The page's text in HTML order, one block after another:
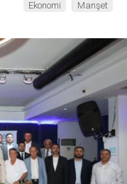
Ekonomi Manşet